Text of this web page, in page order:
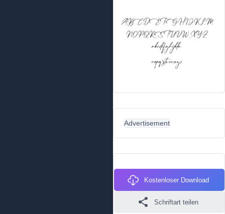
Advertisement
Kostenloser Download
Schriftart teilen